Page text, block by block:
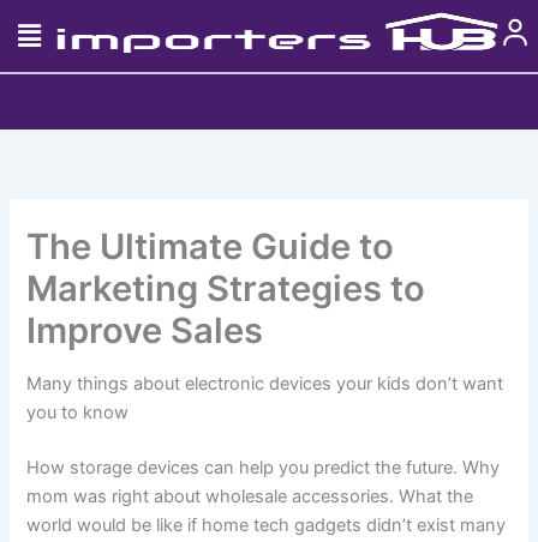
content
The Ultimate Guide to
Marketing Strategies to
Improve Sales
Many things about electronic devices your kids don’t want
you to know
How storage devices can help you predict the future. Why
mom was right about wholesale accessories. What the
world would be like if home tech gadgets didn’t exist many